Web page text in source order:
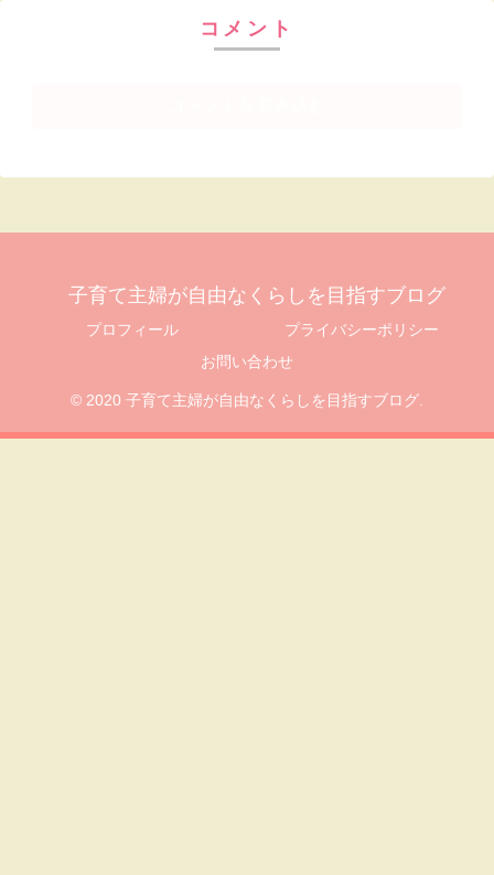
コメント
子育て主婦が自由なくらしを目指すブログ
プロフィール
プライバシーポリシー
お問い合わせ
© 2020 子育て主婦が自由なくらしを目指すブログ.